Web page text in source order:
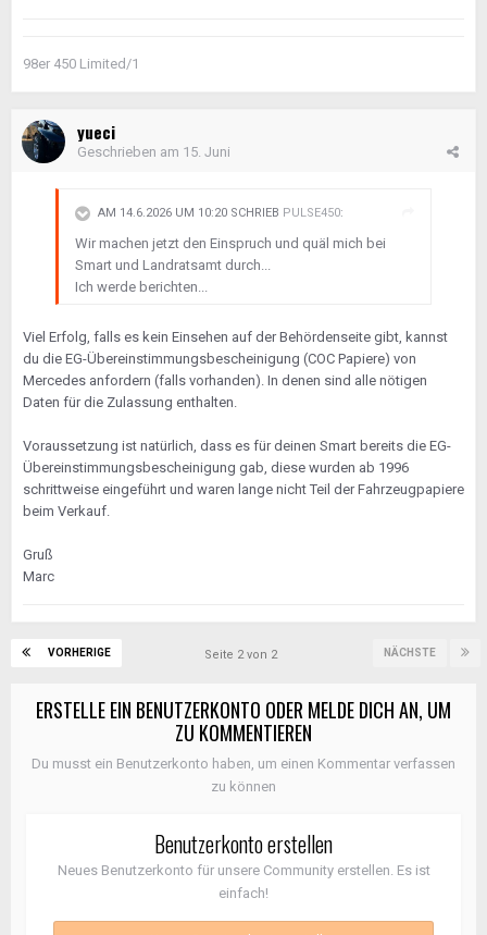
98er 450 Limited/1
yueci
Geschrieben am 15. Juni
AM 14.6.2026 UM 10:20 SCHRIEB PULSE450:
Wir machen jetzt den Einspruch und quäl mich bei
Smart und Landratsamt durch...
Ich werde berichten...
Viel Erfolg, falls es kein Einsehen auf der Behördenseite gibt, kannst
du die EG-Übereinstimmungsbescheinigung (COC Papiere) von
Mercedes anfordern (falls vorhanden). In denen sind alle nötigen
Daten für die Zulassung enthalten.
Voraussetzung ist natürlich, dass es für deinen Smart bereits die EG-
Übereinstimmungsbescheinigung gab, diese wurden ab 1996
schrittweise eingeführt und waren lange nicht Teil der Fahrzeugpapiere
beim Verkauf.
Gruß
Marc
VORHERIGE NÄCHSTE
Seite 2 von 2
ERSTELLE EIN BENUTZERKONTO ODER MELDE DICH AN, UM
ZU KOMMENTIEREN
Du musst ein Benutzerkonto haben, um einen Kommentar verfassen
zu können
Benutzerkonto erstellen
Neues Benutzerkonto für unsere Community erstellen. Es ist
einfach!